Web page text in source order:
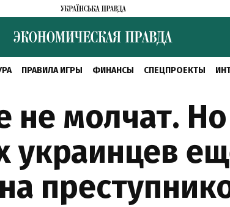
ПРАВИЛА ИГРЫ ФИНАНСЫ СПЕЦПРОЕКТЫ
не молчат. Но
украинцев